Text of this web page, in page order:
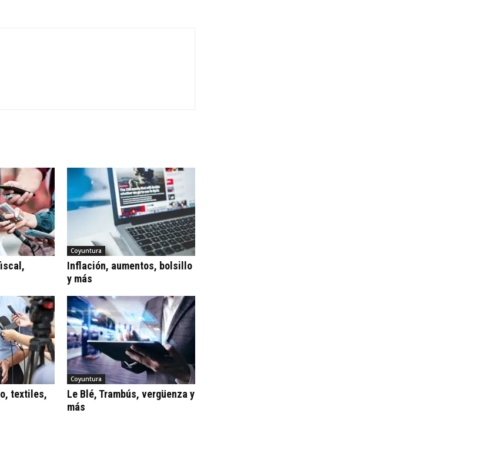
Coyuntura
Inflación, aumentos, bolsillo
y más
textiles,
Coyuntura
Le Blé, Trambús, vergüenza y
más